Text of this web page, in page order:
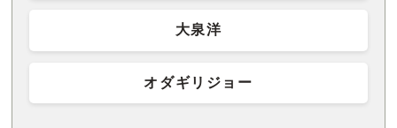
大泉洋
オダギリジョー